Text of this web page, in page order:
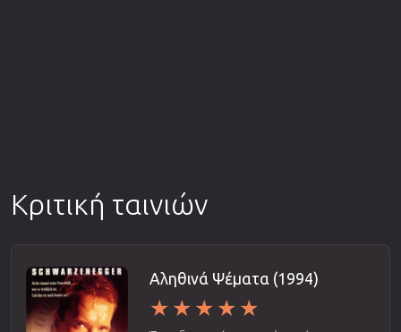
Κριτική ταινιών
Αληθινά Ψέματα (1994)